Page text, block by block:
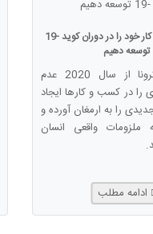
چگونه کسب و کار خود را در دوران کوید -19
توسعه دهیم
همه گیری کرونا از سال 2020 عدم
را در کسب و کارها ایجاد
را به ارمغان آورده و
واقعی انسان
ادامه مطلب